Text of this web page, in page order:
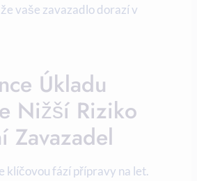
vaše zavazadlo dorazí v
Úkladu
Nižší Riziko
Zavazadel
klíčovou fází přípravy na let.